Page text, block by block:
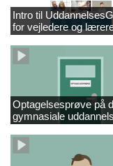
Intro til
for vejledere og
Optagelsesprøve på
gymnasiale